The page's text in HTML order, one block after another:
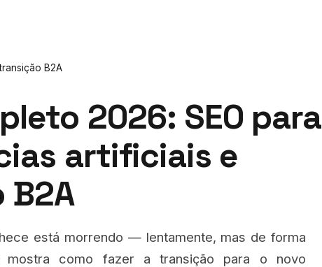
B2A
2026: SEO para
artificiais e
está morrendo — lentamente, mas de forma
mostra como fazer a transição para o novo